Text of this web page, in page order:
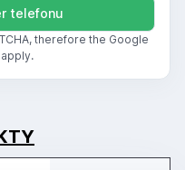
telefonu
therefore the Google
apply.